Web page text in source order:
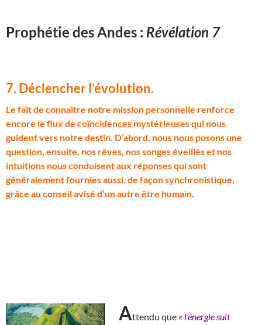
Prophétie des Andes : Révélation 7
7. Déclencher l’évolution.
L e fait de connaître notre mission personnelle renforce
encore le flux de coïncidences mystérieuses qui nous
guident vers notre destin. D’abord, nous nous posons une
question, ensuite, nos rêves, nos songes éveillés et nos
intuitions nous conduisent aux réponses qui sont
généralement fournies aussi, de façon synchronistique,
grâce au conseil avisé d’un autre être humain.
Attendu que « l’énergie suit